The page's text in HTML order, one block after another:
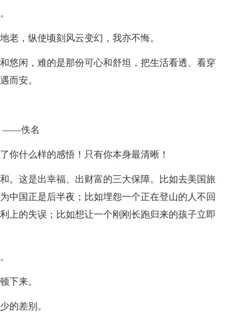
老，纵使顷刻风云变幻，我亦不悔。
悠闲，难的是那份可心和舒坦，把生活看透、看穿
而安。
——佚名
你什么样的感悟！只有你本身最清晰！
。这是出幸福、出财富的三大保障。比如去美国旅
中国正是后半夜；比如埋怨一个正在登山的人不回
上的失误；比如想让一个刚刚长跑归来的孩子立即
下来。
的差别。